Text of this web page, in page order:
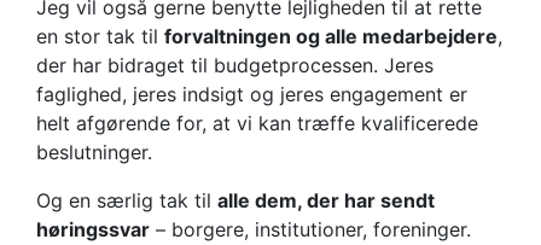
Jeg vil også gerne benytte lejligheden til at rette
en stor tak til forvaltningen og alle medarbejdere,
der har bidraget til budgetprocessen. Jeres
faglighed, jeres indsigt og jeres engagement er
helt afgørende for, at vi kan træffe kvalificerede
beslutninger.
Og en særlig tak til alle dem, der har sendt
høringssvar – borgere, institutioner, foreninger.